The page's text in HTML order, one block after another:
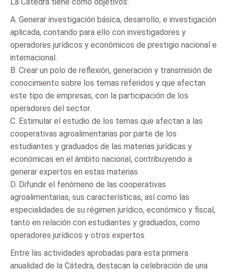
A. Generar investigación básica, desarrollo, e investigación
aplicada, contando para ello con investigadores y
operadores jurídicos y económicos de prestigio nacional e
internacional.
B. Crear un polo de reflexión, generación y transmisión de
conocimiento sobre los temas referidos y que afectan
este tipo de empresas, con la participación de los
operadores del sector.
C. Estimular el estudio de los temas que afectan a las
cooperativas agroalimentarias por parte de los
estudiantes y graduados de las materias jurídicas y
económicas en el ámbito nacional, contribuyendo a
generar expertos en estas materias.
D. Difundir el fenómeno de las cooperativas
agroalimentarias, sus características, así como las
especialidades de su régimen jurídico, económico y fiscal,
tanto en relación con estudiantes y graduados, como
operadores jurídicos y otros expertos.
Entre las actividades aprobadas para esta primera
anualidad de la Cátedra, destacan la celebración de una